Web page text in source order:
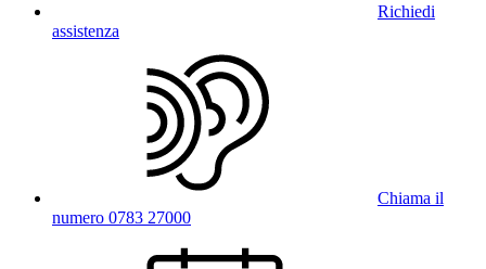
Richiedi
assistenza
Chiama il
numero 0783 27000